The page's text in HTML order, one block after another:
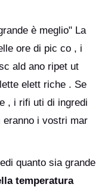
è meglio" La
ore di pic co , i
ald ano ripet ut
elett riche . Se
, i rifi uti di ingredi
eranno i vostri mar
quanto sia grande
temperatura